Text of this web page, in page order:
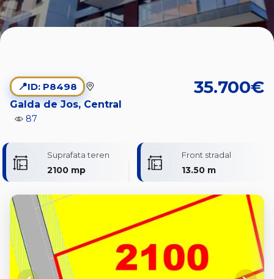
📍ID: P8498
Galda de Jos, Central
87
35.700€
Suprafata teren
2100 mp
Front stradal
13.50 m